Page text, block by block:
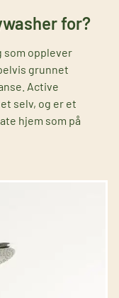
for?
som opplever
grunnet
Active
selv, og er et
hjem som på